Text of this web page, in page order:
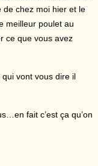
de chez moi hier et le
meilleur poulet au
ce que vous avez
vont vous dire il
fait c’est ça qu’on